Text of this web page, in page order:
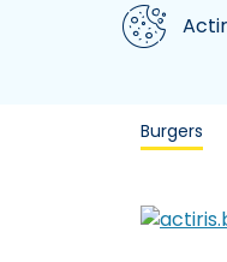
Aller au contenu
We gebruiken cookies
Burgers